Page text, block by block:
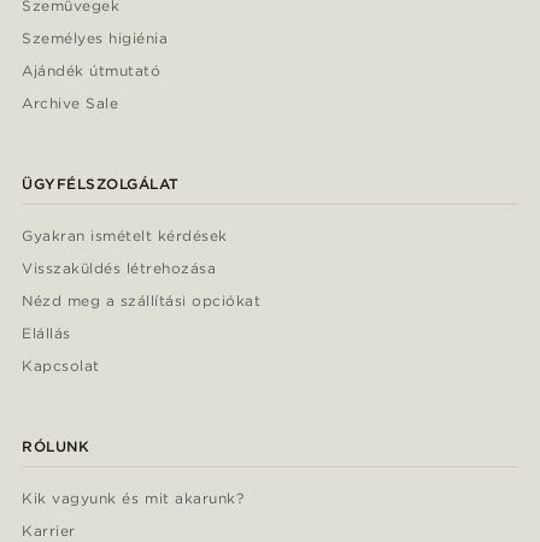
Szemüvegek
Személyes higiénia
Ajándék útmutató
Archive Sale
ÜGYFÉLSZOLGÁLAT
Gyakran ismételt kérdések
Visszaküldés létrehozása
Nézd meg a szállítási opciókat
Elállás
Kapcsolat
RÓLUNK
Kik vagyunk és mit akarunk?
Karrier